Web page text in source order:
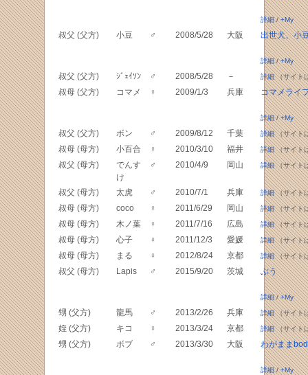
詳細/+My
叔父 (父方) 小豆 ♂ 2008/5/28 大阪 出世犬、小
詳細/+My
叔父 (父方) ｼﾞｪｲｿﾝ ♂ 2008/5/28 － 詳細（サイト
叔母 (父方) コマメ ♀ 2009/1/3 兵庫 コマメライ
詳細/+My
叔父 (父方) ボン ♂ 2009/8/12 千葉 詳細（サイト
叔母 (母方) 小百合 ♀ 2010/3/10 福井 詳細（サイト
叔父 (母方)
でんす
け
♂ 2010/4/9 岡山 詳細（サイト
叔父 (母方) 太虎 ♂ 2010/7/1 兵庫 詳細（サイト
叔母 (母方) coco ♀ 2011/6/29 岡山 詳細（サイト
叔母 (母方) 木ノ葉 ♀ 2011/7/16 広島 詳細（サイト
叔母 (母方) 心子 ♀ 2011/12/3 愛媛 詳細（サイト
叔母 (母方) まる ♀ 2012/8/24 京都 詳細（サイト
叔父 (母方) Lapis ♂ 2015/9/20 茨城 ぶう
詳細/+My
甥 (父方) 龍馬 ♂ 2013/2/26 兵庫 詳細（サイト
姪 (父方) キコ ♀ 2013/3/24 京都 詳細（サイト
甥 (父方) ボブ ♂ 2013/3/30 大阪 わがまま
詳細/+My